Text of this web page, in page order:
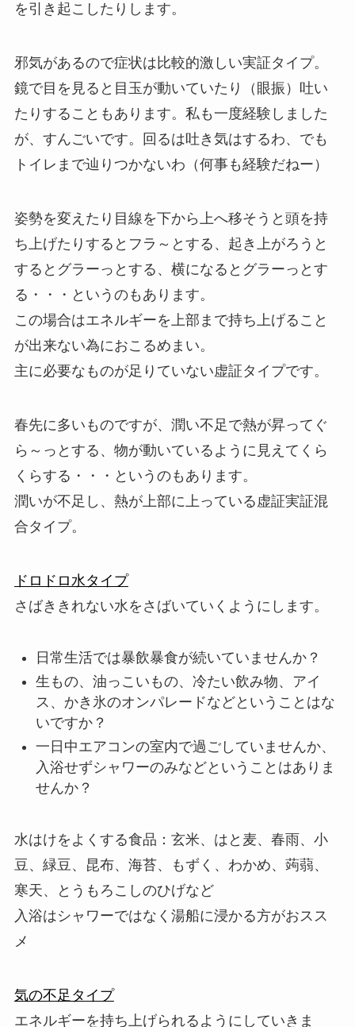
を引き起こしたりします。
邪気があるので症状は比較的激しい実証タイプ。
鏡で目を見ると目玉が動いていたり（眼振）吐い
たりすることもあります。私も一度経験しました
が、すんごいです。回るは吐き気はするわ、でも
トイレまで辿りつかないわ（何事も経験だねー）
姿勢を変えたり目線を下から上へ移そうと頭を持
ち上げたりするとフラ～とする、起き上がろうと
するとグラーっとする、横になるとグラーっとす
る・・・というのもあります。
この場合はエネルギーを上部まで持ち上げること
が出来ない為におこるめまい。
主に必要なものが足りていない虚証タイプです。
春先に多いものですが、潤い不足で熱が昇ってぐ
ら～っとする、物が動いているように見えてくら
くらする・・・というのもあります。
潤いが不足し、熱が上部に上っている虚証実証混
合タイプ。
ドロドロ水タイプ
さばききれない水をさばいていくようにします。
日常生活では暴飲暴食が続いていませんか？
生もの、油っこいもの、冷たい飲み物、アイ
ス、かき氷のオンパレードなどということはな
いですか？
一日中エアコンの室内で過ごしていませんか、
入浴せずシャワーのみなどということはありま
せんか？
水はけをよくする食品：玄米、はと麦、春雨、小
豆、緑豆、昆布、海苔、もずく、わかめ、蒟蒻、
寒天、とうもろこしのひげなど
入浴はシャワーではなく湯船に浸かる方がおスス
メ
気の不足タイプ
エネルギーを持ち上げられるようにしていきま